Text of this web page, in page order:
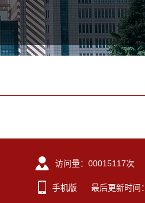
访问量： 00015117次
手机版 最后更新时间：